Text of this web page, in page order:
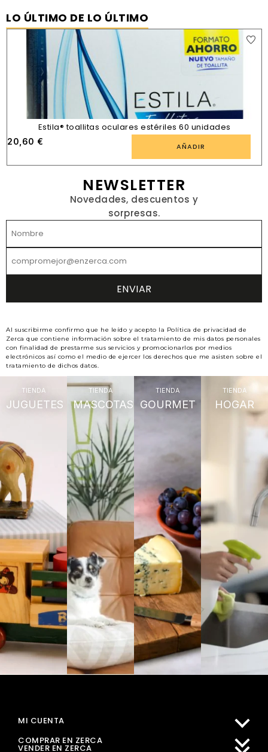
LO ÚLTIMO DE LO ÚLTIMO
Estila® toallitas oculares estériles 60 unidades
20,60 € AÑADIR
NEWSLETTER
Novedades, descuentos y
sorpresas.
Al suscribirme confirmo que he leído y acepto la Política de privacidad de
Zerca que contiene información sobre el tratamiento de mis datos personales
con finalidad de prestarme sus servicios y promocionarlos por medios
electrónicos así como el medio de ejercer los derechos que me asisten sobre el
tratamiento de dichos datos.
TIENDA
JUGUETES
TIENDA
MASCOTAS
TIENDA
GOURMET
TIENDA
HOGAR
MI CUENTA
COMPRAR EN ZERCA
VENDER EN ZERCA